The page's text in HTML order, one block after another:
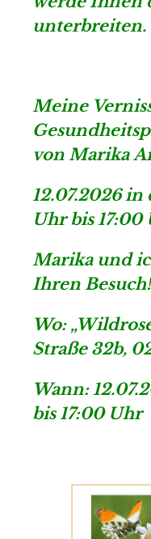
unterbreiten.
Meine
von Marika
12.07.2026
Uhr bis 17:00
Marika und
Ihren Besuch!
Wo:
Straße 32b,
Wann:
bis 17:00 Uhr